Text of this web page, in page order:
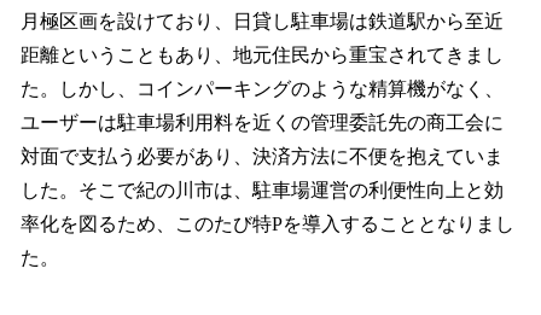
月極区画を設けており、日貸し駐車場は鉄道駅から至近
距離ということもあり、地元住民から重宝されてきまし
た。しかし、コインパーキングのような精算機がなく、
ユーザーは駐車場利用料を近くの管理委託先の商工会に
対面で支払う必要があり、決済方法に不便を抱えていま
した。そこで紀の川市は、駐車場運営の利便性向上と効
率化を図るため、このたび特Pを導入することとなりまし
た。